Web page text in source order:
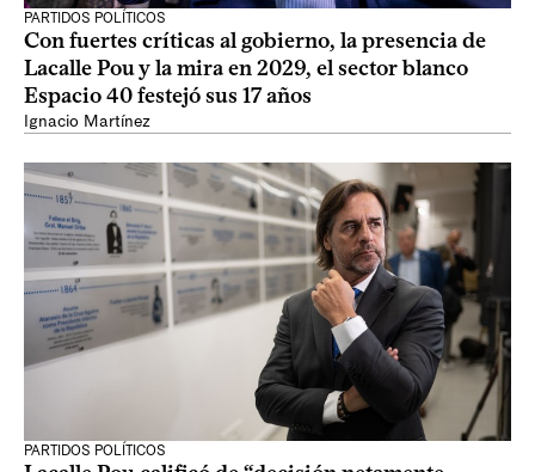
PARTIDOS POLÍTICOS
Con fuertes críticas al gobierno, la presencia de
Lacalle Pou y la mira en 2029, el sector blanco
Espacio 40 festejó sus 17 años
Ignacio Martínez
PARTIDOS POLÍTICOS